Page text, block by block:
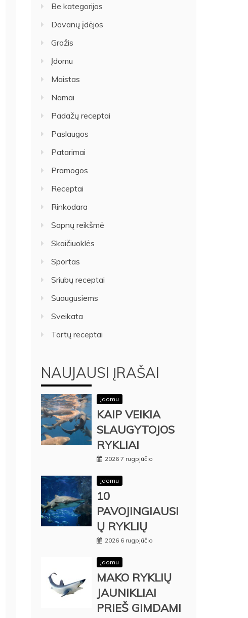
Be kategorijos
Dovanų įdėjos
Grožis
Įdomu
Maistas
Namai
Padažų receptai
Paslaugos
Patarimai
Pramogos
Receptai
Rinkodara
Sapnų reikšmė
Skaičiuoklės
Sportas
Sriubų receptai
Suaugusiems
Sveikata
Tortų receptai
NAUJAUSI ĮRAŠAI
Įdomu
KAIP VEIKIA
SLAUGYTOJOS
RYKLIAI
2026 7 rugpjūčio
Įdomu
10
PAVOJINGIAUSI
Ų RYKLIŲ
2026 6 rugpjūčio
Įdomu
MAKO RYKLIŲ
JAUNIKLIAI
PRIEŠ GIMDAMI